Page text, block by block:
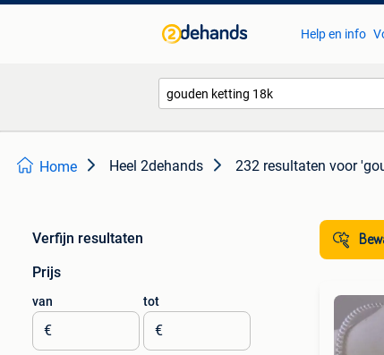
Help en info
Home Heel 2dehands 232 resultaten voor
Verfijn resultaten
Prijs
van
€
tot
€